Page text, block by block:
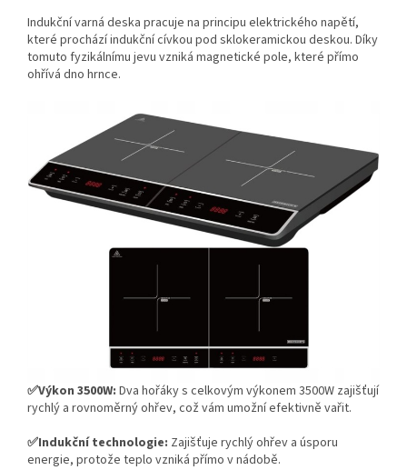
Indukční varná deska pracuje na principu elektrického napětí,
které prochází indukční cívkou pod sklokeramickou deskou. Díky
tomuto fyzikálnímu jevu vzniká magnetické pole, které přímo
ohřívá dno hrnce.
✅Výkon 3500W: Dva hořáky s celkovým výkonem 3500W zajišťují
rychlý a rovnoměrný ohřev, což vám umožní efektivně vařit.
✅Indukční technologie: Zajišťuje rychlý ohřev a úsporu
energie, protože teplo vzniká přímo v nádobě.